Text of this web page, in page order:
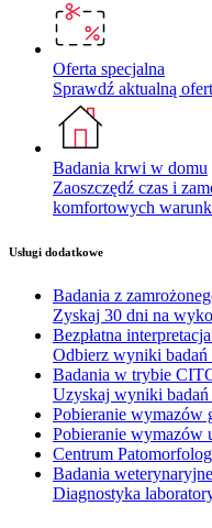
Oferta specjalna
Sprawdź aktualną
Badania krwi w domu
Zaoszczędź czas i
komfortowych
Usługi dodatkowe
Badania z
Zyskaj 30 dni na
Bezpłatna
Odbierz wyniki
Badania w trybie
Uzyskaj wyniki badań
Pobieranie wymazów
Pobieranie wymazów
Centrum
Badania weterynaryjne
Diagnostyka